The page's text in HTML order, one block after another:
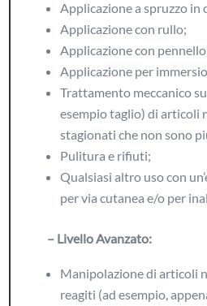
Applicazione a spruzzo in
Applicazione con rullo;
Applicazione con
Applicazione per
Trattamento meccanico
esempio taglio) di articoli
stagionati che non sono
Pulitura e rifiuti;
Qualsiasi altro uso con
per via cutanea e/o per
– Livello Avanzato:
Manipolazione di articoli
reagiti (ad esempio,